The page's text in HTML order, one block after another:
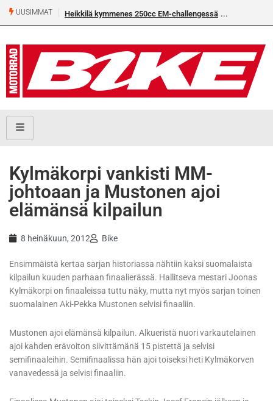
UUSIMMAT Heikkilä kymmenes 250cc EM-challengessä
Kylmäkorpi vankisti MM-
johtoaan ja Mustonen ajoi
elämänsä kilpailun
8 heinäkuun, 2012 Bike
Ensimmäistä kertaa sarjan historiassa nähtiin kaksi suomalaista
kilpailun kuuden parhaan finaalierässä. Hallitseva mestari Joonas
Kylmäkorpi on finaaleissa tuttu näky, mutta nyt myös sarjan toinen
suomalainen Aki-Pekka Mustonen selvisi finaaliin.
Mustonen ajoi elämänsä kilpailun. Alkueristä nuori varkautelainen
ajoi kahden erävoiton siivittämänä 15 pistettä ja selvisi
semifinaaleihin. Semifinaalissa hän ajoi toiseksi heti Kylmäkorven
vanavedessä ja selvisi finaaliin.